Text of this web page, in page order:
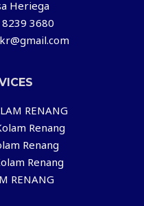
Heriega
8239 3680
RENANG
Renang
Renang
Renang
RENANG